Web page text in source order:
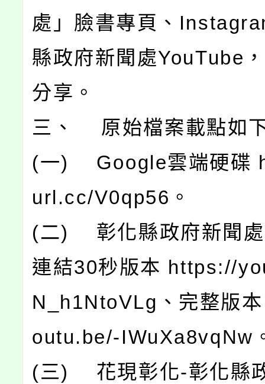
處」臉書專頁、
縣政府新聞處YouTube
分享。
三、 原始檔案載點如
(一) Google雲端硬碟
url.cc/V0qp56。
(二) 彰化縣政府新聞
連結30秒版本 https://
N_h1NtoVLg、完整版
outu.be/-IWuXa8vqNw
(三) 花現彰化-彰化縣